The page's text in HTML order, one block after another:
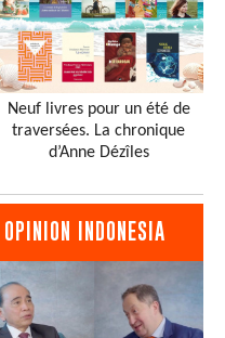
Neuf livres pour un été de
traversées. La chronique
d’Anne Dézîles
OPINION INDONESIA